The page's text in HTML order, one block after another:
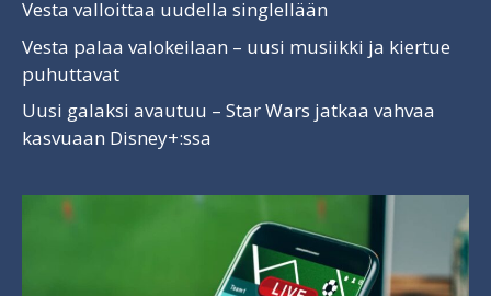
Vesta valloittaa uudella singlellään
Vesta palaa valokeilaan – uusi musiikki ja kiertue
puhuttavat
Uusi galaksi avautuu – Star Wars jatkaa vahvaa
kasvuaan Disney+:ssa